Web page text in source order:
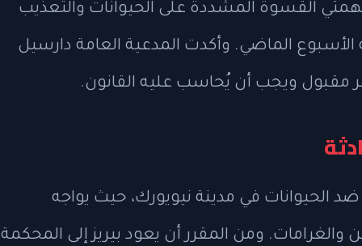
القسوة المشددة على الحيوانات والتعذيب
الأسبوع الماضي. وأكدت المدعية العامة دارسيل
مقبول ويجب أن يُحاسب عليه القانون.
الحيوانات في مدينة نيويورك، حيث يواجه
ومن المقرر أن يعود بيريز إلى المحكمة